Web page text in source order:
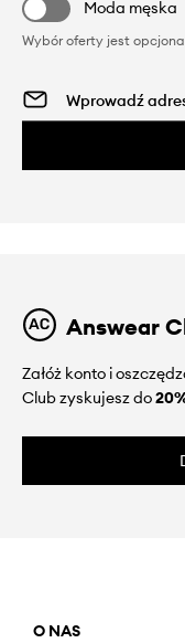
Moda męska
Wybór oferty jest
Answear
Załóż konto i
Club zyskujesz do
O NAS